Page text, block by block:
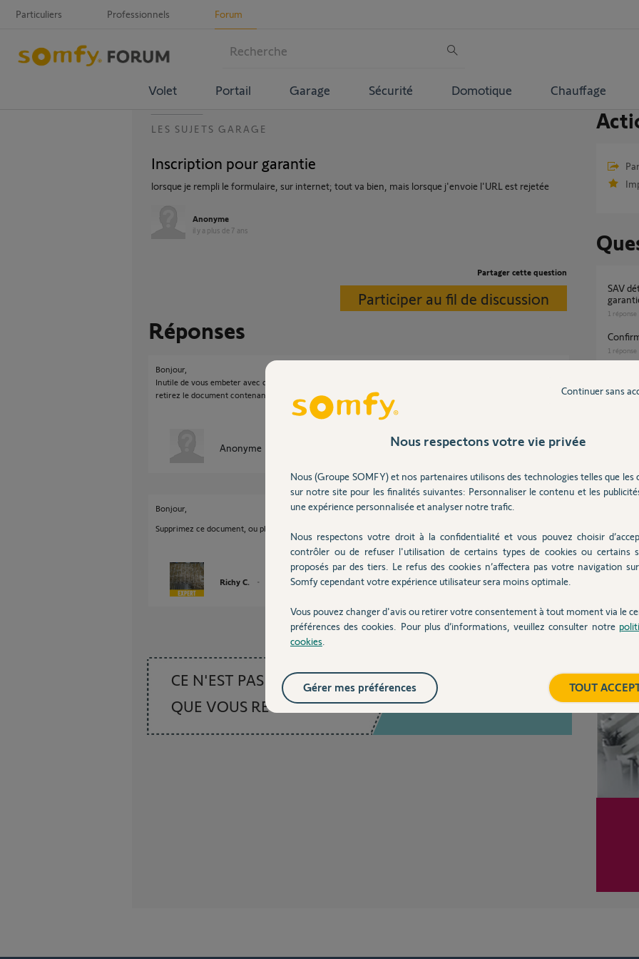
Particuliers Professionnels Forum
Volet Portail Garage Sécurité Domotique Chauffage
LES SUJETS GARAGE
Inscription pour garantie
lorsque je rempli le formulaire, sur internet; tout va bien, mais lorsque j'envoie l'URL est rejetée
Anonyme
il y a plus de 7 ans
Partager cette question
Participer au fil de discussion
Réponses
Bonjour,
Inutile de vous embeter avec ca, la facture fait foi.
retirez le document contenant vos coordonnées perso, c'est proscrit sur ce forum.
Anonyme
Bonjour,
Supprimez ce document, ou placez-le en masquant vos infos personnelles !
Richy C. il y a plus de 7 ans
CE N'EST PAS CE
QUE VOUS RECHERCHEZ
Posez votre question
SAV détecteur de fumée défectueux sous
1 réponse
1 réponse
1réponse
Exavia ne fonctionne pas sur batterie de
secours
10
Nous respectons votre vie privée
Nous (Groupe SOMFY) et nos partenaires utilisons des technologies telles que les
sur notre site pour les finalités suivantes: Personnaliser le contenu et les
une expérience personnalisée et analyser notre trafic.
Nous respectons votre droit à la confidentialité et vous pouvez choisir
contrôler ou de refuser l'utilisation de certains types de cookies ou certains
proposés par des tiers. Le refus des cookies n’affectera pas votre navigation
Somfy cependant votre expérience utilisateur sera moins optimale.
Vous pouvez changer d'avis ou retirer votre consentement à tout moment via le
préférences des cookies. Pour plus d’informations, veuillez consulter notre
cookies
Continuer sans
TOUT
Gérer mes préférences